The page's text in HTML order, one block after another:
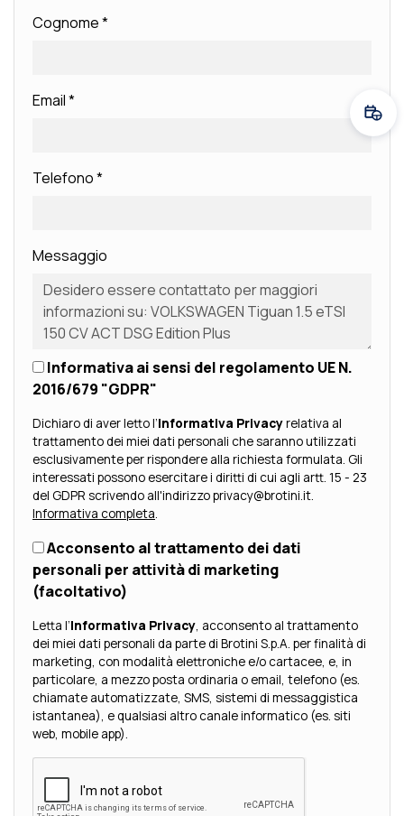
Cognome*
Email*
Telefono*
Messaggio
Informativa ai sensi del regolamento UE N.
2016/679 "GDPR"
Dichiaro di aver letto l’Informativa Privacyrelativa al
trattamento dei miei dati personali che saranno utilizzati
esclusivamente per rispondere alla richiesta formulata. Gli
interessati possono esercitare i diritti di cui agli artt. 15 - 23
del GDPR scrivendo all'indirizzo privacy@brotini.it.
Informativa completa.
Acconsento al trattamento dei dati
personali per attività di marketing
(facoltativo)
Letta l’Informativa Privacy, acconsento al trattamento
dei miei dati personali da parte di Brotini S.p.A. per finalità di
marketing, con modalità elettroniche e/o cartacee, e, in
particolare, a mezzo posta ordinaria o email, telefono (es.
chiamate automatizzate, SMS, sistemi di messaggistica
istantanea), e qualsiasi altro canale informatico (es. siti
web, mobile app).